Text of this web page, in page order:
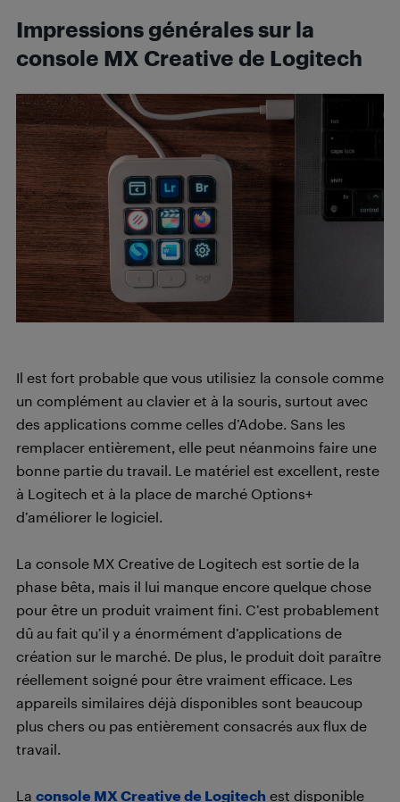
Impressions générales sur la
console MX Creative de Logitech
Il est fort probable que vous utilisiez la console comme
un complément au clavier et à la souris, surtout avec
des applications comme celles d’Adobe. Sans les
remplacer entièrement, elle peut néanmoins faire une
bonne partie du travail. Le matériel est excellent, reste
à Logitech et à la place de marché Options+
d’améliorer le logiciel.
La console MX Creative de Logitech est sortie de la
phase bêta, mais il lui manque encore quelque chose
pour être un produit vraiment fini. C’est probablement
dû au fait qu’il y a énormément d’applications de
création sur le marché. De plus, le produit doit paraître
réellement soigné pour être vraiment efficace. Les
appareils similaires déjà disponibles sont beaucoup
plus chers ou pas entièrement consacrés aux flux de
travail.
La console MX Creative de Logitech est disponible